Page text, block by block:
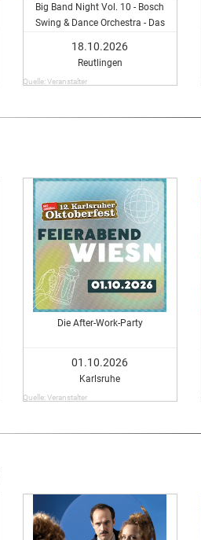
Big Band Night Vol. 10 - Bosch
Swing & Dance Orchestra - Das
als Special Guest
18.10.2026
Reutlingen
Quelle: Veranstalter
Die After-Work-Party
01.10.2026
Karlsruhe
Quelle: Veranstalter